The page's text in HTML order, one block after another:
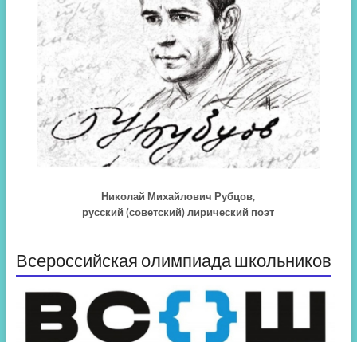
Николай Михайлович Рубцов,
русский (советский) лирический поэт
Всероссийская олимпиада школьников